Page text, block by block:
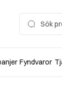
for:
Fyndvaror